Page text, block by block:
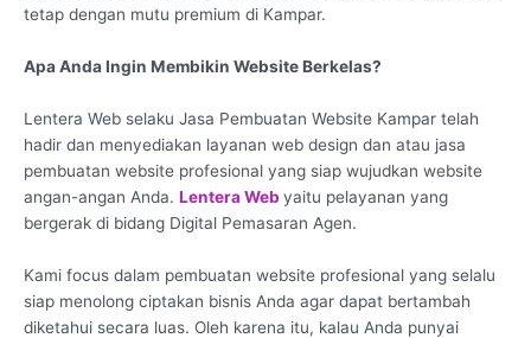
tetap dengan mutu premium di Kampar.
Apa Anda Ingin Membikin Website Berkelas?
Lentera Web selaku Jasa Pembuatan Website Kampar telah
hadir dan menyediakan layanan web design dan atau jasa
pembuatan website profesional yang siap wujudkan website
angan-angan Anda. Lentera Web yaitu pelayanan yang
bergerak di bidang Digital Pemasaran Agen.
Kami focus dalam pembuatan website profesional yang selalu
siap menolong ciptakan bisnis Anda agar dapat bertambah
diketahui secara luas. Oleh karena itu, kalau Anda punyai